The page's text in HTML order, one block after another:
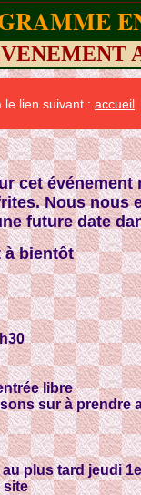
le lien suivant : accueil
cet
Nous nous
future date
à bientôt
libre
sur à prendre
plus tard jeudi
site